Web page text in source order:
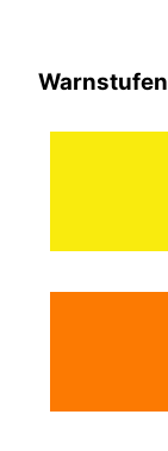
Warnstufen